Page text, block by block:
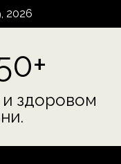
2026
здоровом